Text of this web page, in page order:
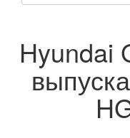
Hyundai